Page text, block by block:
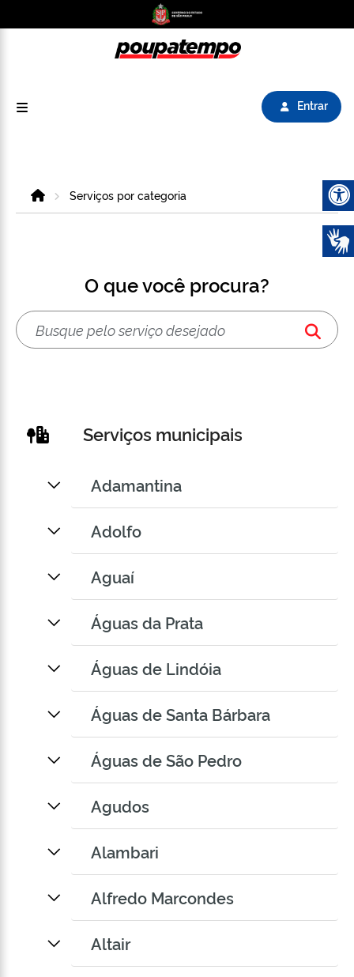
Entrar
HomeServiços por categoria
O que você procura?
Serviços municipais
Adamantina
Adolfo
Aguaí
Águas da Prata
Águas de Lindóia
Águas de Santa Bárbara
Águas de São Pedro
Agudos
Alambari
Alfredo Marcondes
Altair